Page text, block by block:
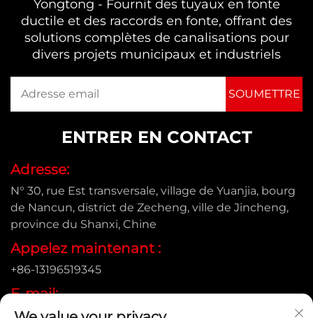
Yongtong - Fournit des tuyaux en fonte
ductile et des raccords en fonte, offrant des
solutions complètes de canalisations pour
divers projets municipaux et industriels
ENTRER EN CONTACT
Adresse:
N° 30, rue Est transversale, village de Yuanjia, bourg
de Nancun, district de Zecheng, ville de Jincheng,
province du Shanxi, Chine
Appelez maintenant :
+86-13196519345
E-mail:
[email protected]